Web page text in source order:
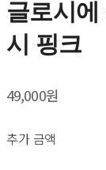
글로시
시 핑크
49,000원
추가 금액